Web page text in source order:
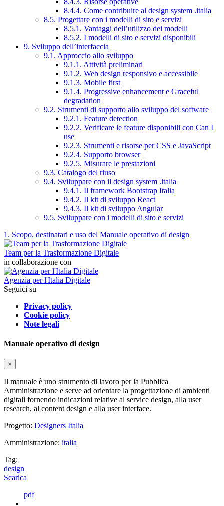
8.4.4. Come contribuire al design system .italia
8.5. Progettare con i modelli di sito e servizi
8.5.1. Vantaggi dell’utilizzo dei modelli
8.5.2. I modelli di sito e servizi disponibili
9. Sviluppo dell’interfaccia
9.1. Approccio allo sviluppo
9.1.1. Attività preliminari
9.1.2. Web design responsivo e accessibile
9.1.3. Mobile first
9.1.4. Progressive enhancement e Graceful
degradation
9.2. Strumenti di supporto allo sviluppo del software
9.2.1. Feature detection
9.2.2. Verificare le feature disponibili con Can I
use
9.2.3. Strumenti e risorse per CSS e JavaScript
9.2.4. Supporto browser
9.2.5. Misurare le prestazioni
9.3. Catalogo del riuso
9.4. Sviluppare con il design system .italia
9.4.1. Il framework Bootstrap Italia
9.4.2. Il kit di sviluppo React
9.4.3. Il kit di sviluppo Angular
9.5. Sviluppare con i modelli di sito e servizi
1. Scopo, destinatari e uso del Manuale operativo di design
Team per la Trasformazione Digitale
in collaborazione con
Agenzia per l'Italia Digitale
Seguici su
Privacy policy
Cookie policy
Note legali
Manuale operativo di design
×
Il manuale è uno strumento di lavoro per la Pubblica
Amministrazione e serve ad orientare la progettazione di ambienti
digitali fornendo indicazioni relative al service design, alla user
research, al content design e alla user interface.
Progetto: Designers Italia
Amministrazione: italia
Tag:
design
Scarica
pdf